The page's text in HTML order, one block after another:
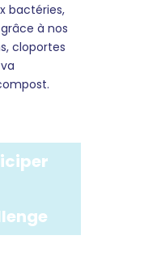
bactéries,
à nos
cloportes